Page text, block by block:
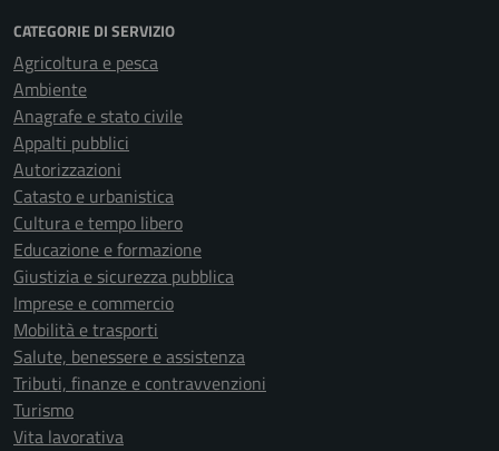
CATEGORIE DI SERVIZIO
Agricoltura e pesca
Ambiente
Anagrafe e stato civile
Appalti pubblici
Autorizzazioni
Catasto e urbanistica
Cultura e tempo libero
Educazione e formazione
Giustizia e sicurezza pubblica
Imprese e commercio
Mobilità e trasporti
Salute, benessere e assistenza
Tributi, finanze e contravvenzioni
Turismo
Vita lavorativa